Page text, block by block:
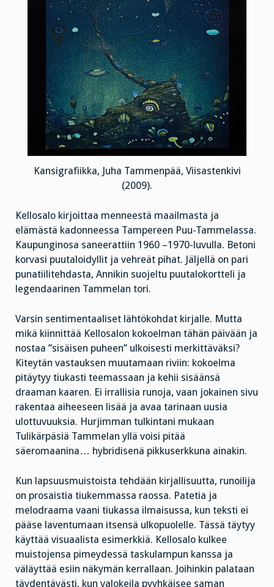
Kansigrafiikka, Juha Tammenpää, Viisastenkivi
(2009).
Kellosalo kirjoittaa menneestä maailmasta ja
elämästä kadonneessa Tampereen Puu-Tammelassa.
Kaupunginosa saneerattiin 1960 –1970-luvulla. Betoni
korvasi puutaloidyllit ja vehreät pihat. Jäljellä on pari
punatiilitehdasta, Annikin suojeltu puutalokortteli ja
legendaarinen Tammelan tori.
Varsin sentimentaaliset lähtökohdat kirjalle. Mutta
mikä kiinnittää Kellosalon kokoelman tähän päivään ja
nostaa ”sisäisen puheen” ulkoisesti merkittäväksi?
Kiteytän vastauksen muutamaan riviin: kokoelma
pitäytyy tiukasti teemassaan ja kehii sisäänsä
draaman kaaren. Ei irrallisia runoja, vaan jokainen sivu
rakentaa aiheeseen lisää ja avaa tarinaan uusia
ulottuvuuksia. Hurjimman tulkintani mukaan
Tulikärpäsiä Tammelan yllä voisi pitää
säeromaanina… hybridisenä pikkuserkkuna ainakin.
Kun lapsuusmuistoista tehdään kirjallisuutta, runoilija
on prosaistia tiukemmassa raossa. Patetia ja
melodraama vaani tiukassa ilmaisussa, kun teksti ei
pääse laventumaan itsensä ulkopuolelle. Tässä täytyy
käyttää visuaalista esimerkkiä. Kellosalo kulkee
muistojensa pimeydessä taskulampun kanssa ja
väläyttää esiin näkymän kerrallaan. Joihinkin palataan
täydentävästi, kun valokeila pyyhkäisee saman